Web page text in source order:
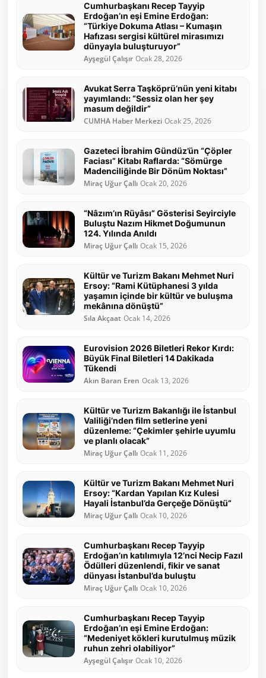
Cumhurbaşkanı Recep Tayyip
Erdoğan’ın eşi Emine Erdoğan:
“Türkiye Dokuma Atlası – Kumaşın
Hafızası sergisi kültürel mirasımızı
dünyayla buluşturuyor”
Ayşegül Çalışır Ocak 28, 2026
Avukat Serra Taşköprü’nün yeni kitabı
yayımlandı: “Sessiz olan her şey
masum değildir”
CUMHA Haber Merkezi Ocak 25, 2026
Gazeteci İbrahim Gündüz’ün “Çöpler
Faciası” Kitabı Raflarda: “Sömürge
Madenciliğinde Bir Dönüm Noktası”
Miraç Uğur Çallı Ocak 20, 2026
“Nâzım’ın Rüyâsı” Gösterisi Seyirciyle
Buluştu Nazım Hikmet Doğumunun
124. Yılında Anıldı
Miraç Uğur Çallı Ocak 15, 2026
Kültür ve Turizm Bakanı Mehmet Nuri
Ersoy: “Rami Kütüphanesi 3 yılda
yaşamın içinde bir kültür ve buluşma
mekânına dönüştü”
Sıla Akçaat Ocak 14, 2026
Eurovision 2026 Biletleri Rekor Kırdı:
Büyük Final Biletleri 14 Dakikada
Tükendi
Akın Baran Eren Ocak 13, 2026
Kültür ve Turizm Bakanlığı ile İstanbul
Valiliği’nden film setlerine yeni
düzenleme: “Çekimler şehirle uyumlu
ve planlı olacak”
Miraç Uğur Çallı Ocak 11, 2026
Kültür ve Turizm Bakanı Mehmet Nuri
Ersoy: “Kardan Yapılan Kız Kulesi
Hayali İstanbul’da Gerçeğe Dönüştü”
Miraç Uğur Çallı Ocak 10, 2026
Cumhurbaşkanı Recep Tayyip
Erdoğan’ın katılımıyla 12’nci Necip Fazıl
Ödülleri düzenlendi, fikir ve sanat
dünyası İstanbul’da buluştu
Miraç Uğur Çallı Ocak 10, 2026
Cumhurbaşkanı Recep Tayyip
Erdoğan’ın eşi Emine Erdoğan:
“Medeniyet kökleri kurutulmuş müzik
ruhun zehri olabiliyor”
Ayşegül Çalışır Ocak 10, 2026